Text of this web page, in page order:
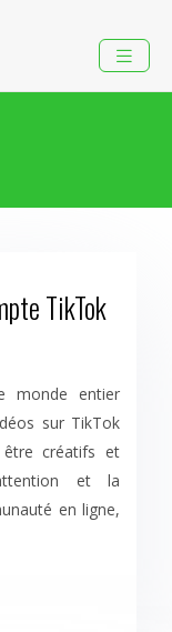
TikTok
monde entier
sur TikTok
créatifs et
et la
en ligne,